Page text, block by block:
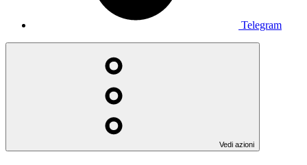
Telegram
Vedi azioni